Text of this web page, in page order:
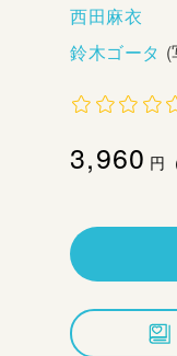
西田麻衣
鈴木ゴータ (
通
価
格
3,960円